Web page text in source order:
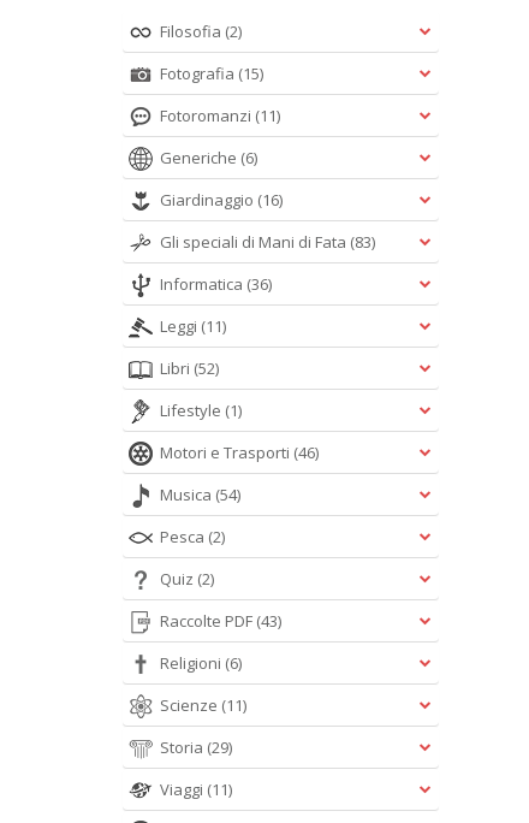
Filosofia (2)
Fotografia (15)
Fotoromanzi (11)
Generiche (6)
Giardinaggio (16)
Gli speciali di Mani di Fata (83)
Informatica (36)
Leggi (11)
Libri (52)
Lifestyle (1)
Motori e Trasporti (46)
Musica (54)
Pesca (2)
Quiz (2)
Raccolte PDF (43)
Religioni (6)
Scienze (11)
Storia (29)
Viaggi (11)